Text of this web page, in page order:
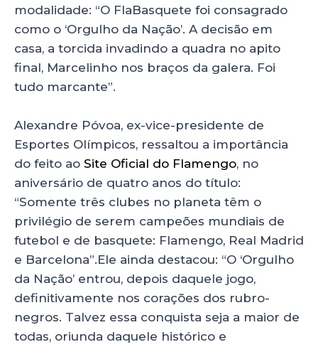
modalidade: “O FlaBasquete foi consagrado
como o ‘Orgulho da Nação’. A decisão em
casa, a torcida invadindo a quadra no apito
final, Marcelinho nos braços da galera. Foi
tudo marcante”.
Alexandre Póvoa, ex-vice-presidente de
Esportes Olímpicos, ressaltou a importância
do feito ao Site Oficial do Flamengo, no
aniversário de quatro anos do título:
“Somente três clubes no planeta têm o
privilégio de serem campeões mundiais de
futebol e de basquete: Flamengo, Real Madrid
e Barcelona”.Ele ainda destacou: “O ‘Orgulho
da Nação’ entrou, depois daquele jogo,
definitivamente nos corações dos rubro-
negros. Talvez essa conquista seja a maior de
todas, oriunda daquele histórico e